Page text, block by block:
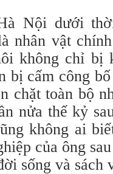
Nội dưới
nhân vật
không chỉ
bị cấm công
chặt toàn bộ
nửa thế kỷ
không ai
của ông
sống và sách